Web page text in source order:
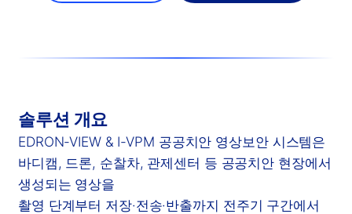
솔루션 개요
EDRON-VIEW & I-VPM 공공치안 영상보안 시스템은
바디캠, 드론, 순찰차, 관제센터 등 공공치안 현장에서
생성되는 영상을
촬영 단계부터 저장·전송·반출까지 전주기 구간에서